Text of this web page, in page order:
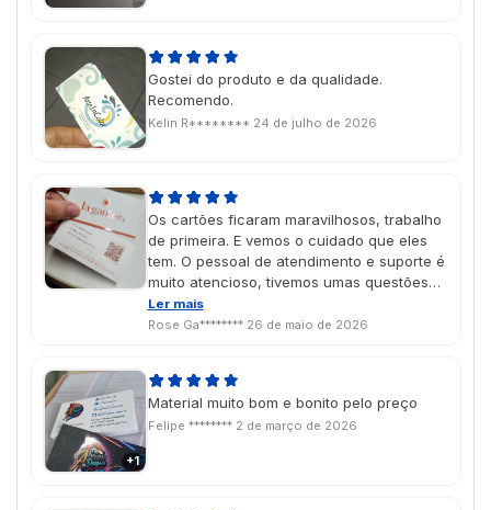
Gostei do produto e da qualidade.
Recomendo.
Kelin R******** 24 de julho de 2026
Os cartões ficaram maravilhosos, trabalho
de primeira. E vemos o cuidado que eles
tem. O pessoal de atendimento e suporte é
muito atencioso, tivemos umas questões
com as NFs e eles atenderam com toda
atenção e cuidado. Super recomendo.
Ler mais
Rose Ga******** 26 de maio de 2026
+1
Material muito bom e bonito pelo preço
Felipe ******** 2 de março de 2026